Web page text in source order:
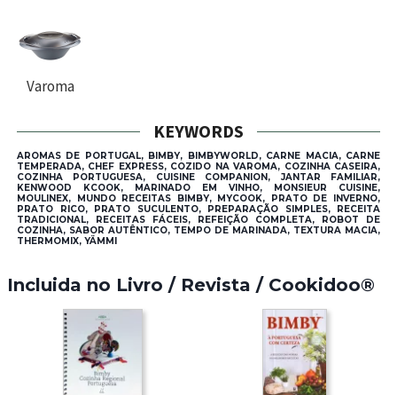
Varoma
KEYWORDS
AROMAS DE PORTUGAL, BIMBY, BIMBYWORLD, CARNE MACIA, CARNE
TEMPERADA, CHEF EXPRESS, COZIDO NA VAROMA, COZINHA CASEIRA,
COZINHA PORTUGUESA, CUISINE COMPANION, JANTAR FAMILIAR,
KENWOOD KCOOK, MARINADO EM VINHO, MONSIEUR CUISINE,
MOULINEX, MUNDO RECEITAS BIMBY, MYCOOK, PRATO DE INVERNO,
PRATO RICO, PRATO SUCULENTO, PREPARAÇÃO SIMPLES, RECEITA
TRADICIONAL, RECEITAS FÁCEIS, REFEIÇÃO COMPLETA, ROBOT DE
COZINHA, SABOR AUTÊNTICO, TEMPO DE MARINADA, TEXTURA MACIA,
THERMOMIX, YÄMMI
Incluida no Livro / Revista / Cookidoo®